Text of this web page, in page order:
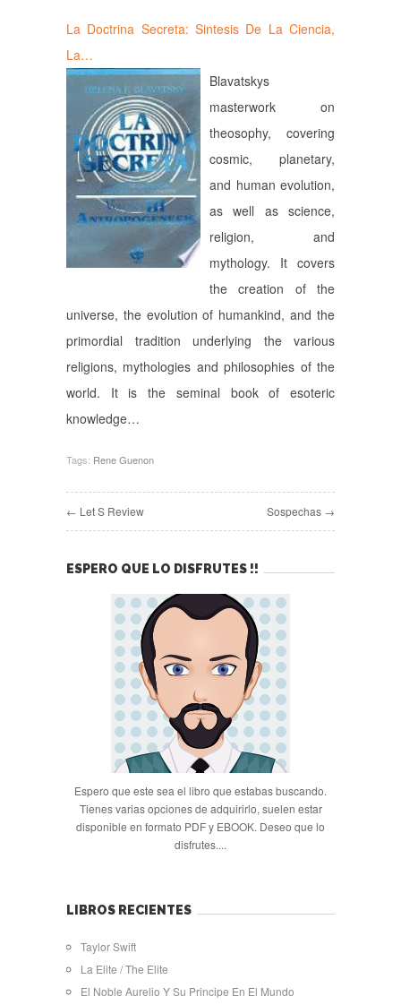
La Doctrina Secreta: Sintesis De La Ciencia,
La…
Blavatskys
masterwork on
theosophy, covering
cosmic, planetary,
and human evolution,
as well as science,
religion, and
mythology. It covers
the creation of the
universe, the evolution of humankind, and the
primordial tradition underlying the various
religions, mythologies and philosophies of the
world. It is the seminal book of esoteric
knowledge…
Tags: Rene Guenon
← Let S Review Sospechas →
ESPERO QUE LO DISFRUTES !!
Espero que este sea el libro que estabas buscando.
Tienes varias opciones de adquirirlo, suelen estar
disponible en formato PDF y EBOOK. Deseo que lo
disfrutes....
LIBROS RECIENTES
Taylor Swift
La Elite / The Elite
El Noble Aurelio Y Su Principe En El Mundo